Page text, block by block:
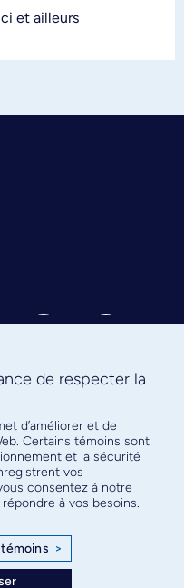
et ailleurs
infolettre
facultaire
de respecter la
d’améliorer et de
Certains témoins sont
et la sécurité
vos
consentez à notre
à vos besoins.
>